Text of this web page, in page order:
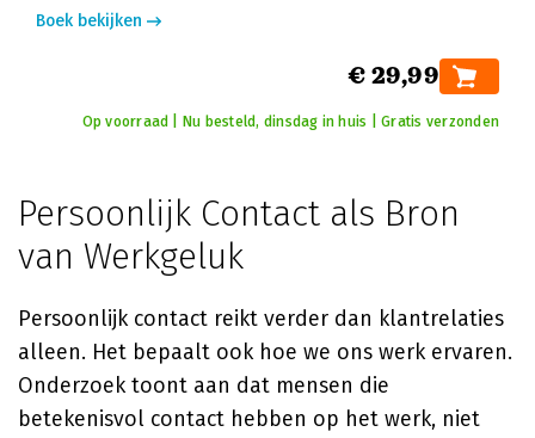
Boek bekijken
€ 29,99
Op voorraad | Nu besteld, dinsdag in huis | Gratis verzonden
Persoonlijk Contact als Bron
van Werkgeluk
Persoonlijk contact reikt verder dan klantrelaties
alleen. Het bepaalt ook hoe we ons werk ervaren.
Onderzoek toont aan dat mensen die
betekenisvol contact hebben op het werk, niet